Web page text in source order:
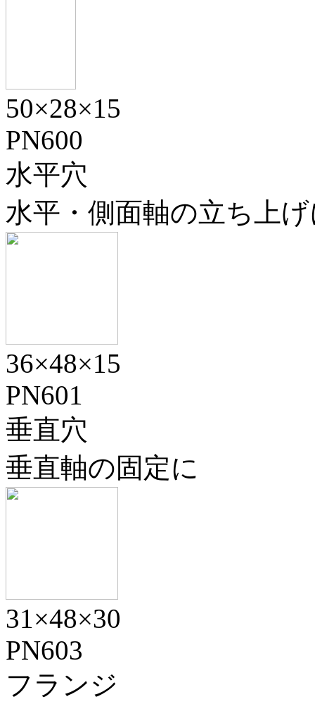
50×28×15
PN600
水平穴
水平・側面軸の立ち上
36×48×15
PN601
垂直穴
垂直軸の固定に
31×48×30
PN603
フランジ